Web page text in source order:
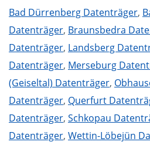
Bad Dürrenberg Datenträger,
Datenträger, Braunsbedra
Datenträger, Landsberg
Datenträger, Merseburg
(Geiseltal) Datenträger,
Datenträger, Querfurt
Datenträger, Schkopau
Datenträger, Wettin-Löbejün